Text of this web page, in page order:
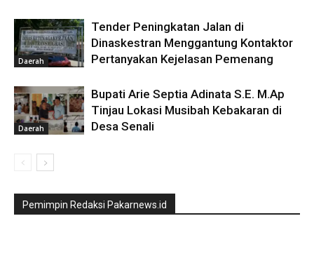
Daerah
Tender Peningkatan Jalan di
Dinaskestran Menggantung Kontaktor
Pertanyakan Kejelasan Pemenang
Daerah
Bupati Arie Septia Adinata S.E. M.Ap
Tinjau Lokasi Musibah Kebakaran di
Desa Senali
Pemimpin Redaksi Pakarnews.id